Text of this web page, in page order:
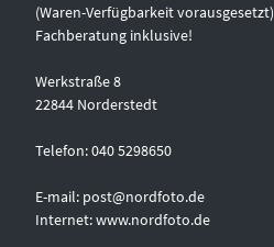
(Waren-Verfügbarkeit vorausgesetzt)
Fachberatung inklusive!
Werkstraße 8
22844 Norderstedt
Telefon: 040 5298650
E-mail: post@nordfoto.de
Internet: www.nordfoto.de